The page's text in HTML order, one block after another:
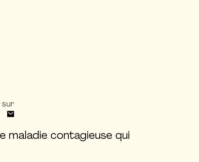
maladie contagieuse qui